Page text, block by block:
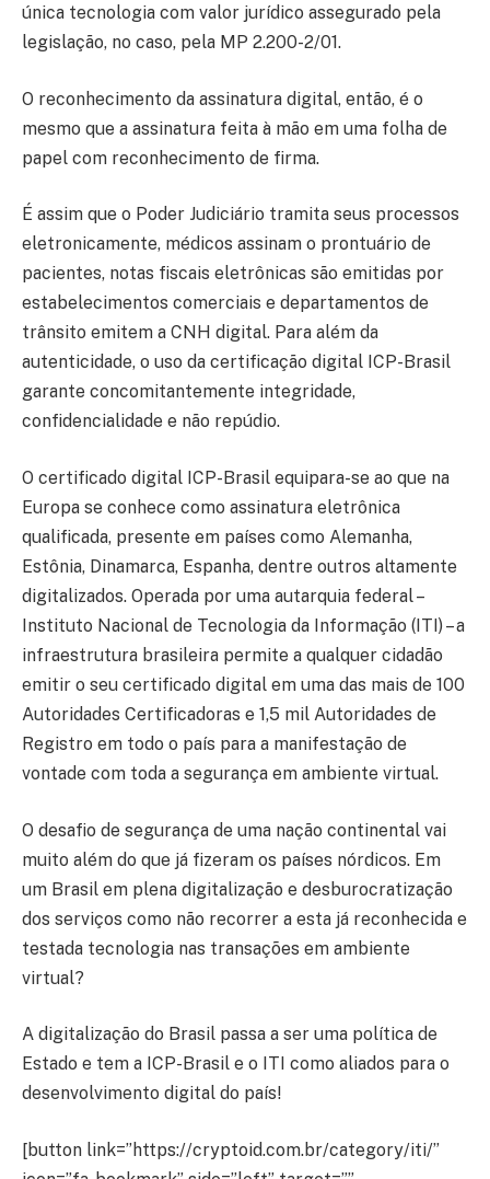
única tecnologia com valor jurídico assegurado pela
legislação, no caso, pela MP 2.200-2/01.
O reconhecimento da assinatura digital, então, é o
mesmo que a assinatura feita à mão em uma folha de
papel com reconhecimento de firma.
É assim que o Poder Judiciário tramita seus processos
eletronicamente, médicos assinam o prontuário de
pacientes, notas fiscais eletrônicas são emitidas por
estabelecimentos comerciais e departamentos de
trânsito emitem a CNH digital. Para além da
autenticidade, o uso da certificação digital ICP-Brasil
garante concomitantemente integridade,
confidencialidade e não repúdio.
O certificado digital ICP-Brasil equipara-se ao que na
Europa se conhece como assinatura eletrônica
qualificada, presente em países como Alemanha,
Estônia, Dinamarca, Espanha, dentre outros altamente
digitalizados. Operada por uma autarquia federal –
Instituto Nacional de Tecnologia da Informação (ITI) – a
infraestrutura brasileira permite a qualquer cidadão
emitir o seu certificado digital em uma das mais de 100
Autoridades Certificadoras e 1,5 mil Autoridades de
Registro em todo o país para a manifestação de
vontade com toda a segurança em ambiente virtual.
O desafio de segurança de uma nação continental vai
muito além do que já fizeram os países nórdicos. Em
um Brasil em plena digitalização e desburocratização
dos serviços como não recorrer a esta já reconhecida e
testada tecnologia nas transações em ambiente
virtual?
A digitalização do Brasil passa a ser uma política de
Estado e tem a ICP-Brasil e o ITI como aliados para o
desenvolvimento digital do país!
[button link=”https://cryptoid.com.br/category/iti/”